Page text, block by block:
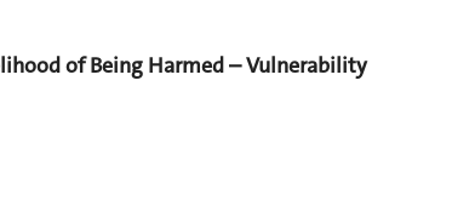
of Being Harmed – Vulnerability